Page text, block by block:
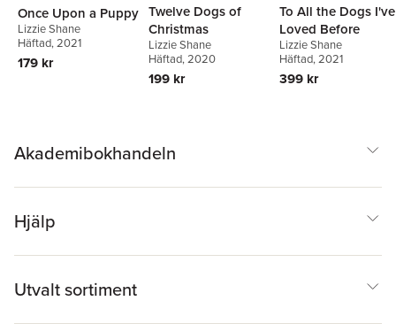
Once Upon a Puppy
Lizzie Shane
Häftad, 2021
179 kr
Twelve Dogs of
Christmas
Lizzie Shane
Häftad, 2020
199 kr
To All the Dogs I've
Loved Before
Lizzie Shane
Häftad, 2021
399 kr
Akademibokhandeln
Hjälp
Utvalt sortiment